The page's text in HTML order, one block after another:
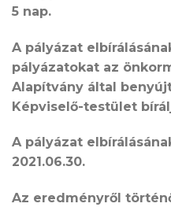
5 nap.
A pályázat
pályázatokat az
Alapítvány által
Képviselő-testület
A pályázat
2021.06.30.
Az eredményről